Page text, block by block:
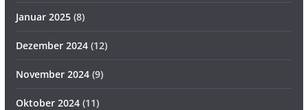
Januar 2025(8)
Dezember 2024(12)
November 2024(9)
Oktober 2024(11)